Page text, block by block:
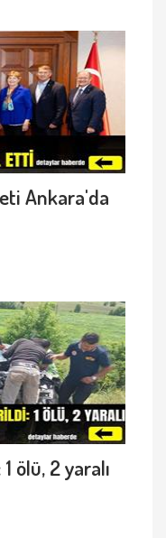
Ankara'da
ölü, 2 yaralı